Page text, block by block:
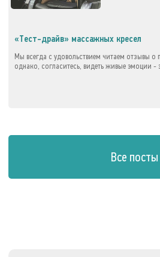
«Тест-драйв» массажных кресел
Мы всегда с удовольствием читаем отзывы о
однако, согласитесь, видеть живые эмоции -
Все посты